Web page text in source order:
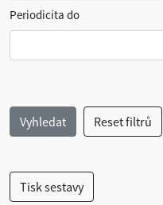
Periodicita do